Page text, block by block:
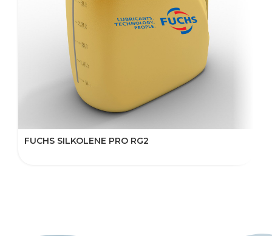
FUCHS SILKOLENE PRO RG2